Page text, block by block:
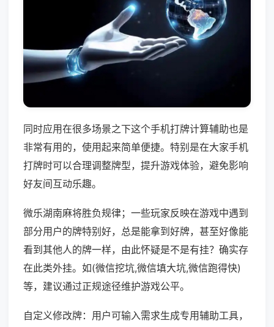
同时应用在很多场景之下这个手机打牌计算辅助也是
非常有用的，使用起来简单便捷。特别是在大家手机
打牌时可以合理调整牌型，提升游戏体验，避免影响
好友间互动乐趣。
微乐湖南麻将胜负规律；一些玩家反映在游戏中遇到
部分用户的牌特别好，总是能拿到好牌，甚至好像能
看到其他人的牌一样，由此怀疑是不是有挂？确实存
在此类外挂。如(微信挖坑,微信填大坑,微信跑得快)
等，建议通过正规途径维护游戏公平。
自定义修改牌：用户可输入需求生成专用辅助工具，